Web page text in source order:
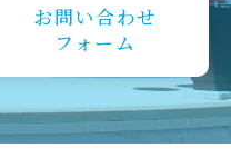
お問い合わせ
フォーム